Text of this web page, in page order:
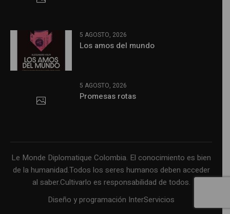
5 AGOSTO, 2026
Los amos del mundo
5 AGOSTO, 2026
Promesas rotas
Le Monde Diplomatique Colombia. El conocimiento es bien
de la humanidad.Todos los seres humanos deben acceder
al saber.Cultivarlo es responsabilidad de todos.
Diseño y programación InterServicios